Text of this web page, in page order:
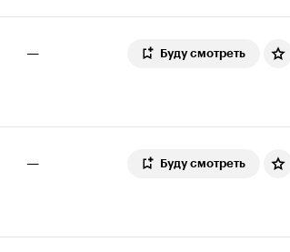
— Буду смотреть
— Буду смотреть